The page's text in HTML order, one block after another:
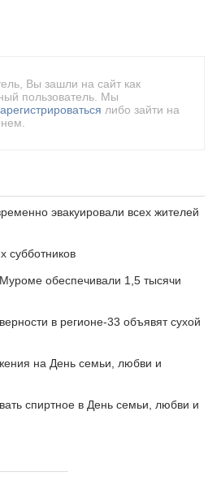
Вы зашли на сайт как
пользователь. Мы
либо зайти на
эвакуировали всех жителей
субботников
обеспечивали 1,5 тысячи
в регионе-33 объявят сухой
на День семьи, любви и
спиртное в День семьи, любви и